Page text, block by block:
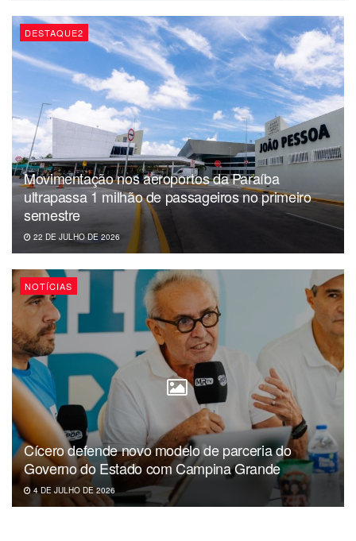
4. A defesa do ex-prefeito de Cabedelo, Leto Viana fez o
mesmo pedido de benefício de soltura concedido ao
empresário Roberto Santiago pelo Supremo Tribunal
Federal (STF). O recurso foi interposto 24 de julho, um dia
após o pedido de Santiago ser aceito pela Corte de
Justiça. A defesa de Leto pede que o benefício também
seja concedido para Antônio Bezerra do Vale Filho, Leila
Maria Viana do Amaral e Lúcio José do Nascimento
Araújo.
DESTAQUE2
Movimentação nos aeroportos da Paraíba
ultrapassa 1 milhão de passageiros no primeiro
semestre
22 DE JULHO DE 2026
NOTÍCIAS
Cícero defende novo modelo de parceria do
Governo do Estado com Campina Grande
4 DE JULHO DE 2026